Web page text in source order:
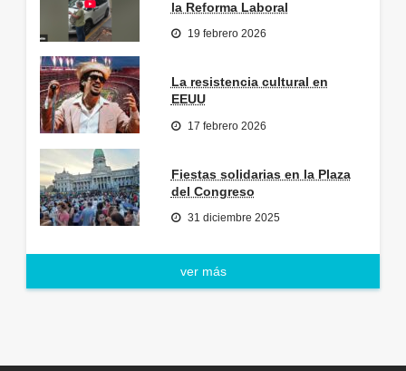
la Reforma Laboral
19 febrero 2026
La resistencia cultural en
EEUU
17 febrero 2026
Fiestas solidarias en la Plaza
del Congreso
31 diciembre 2025
ver más